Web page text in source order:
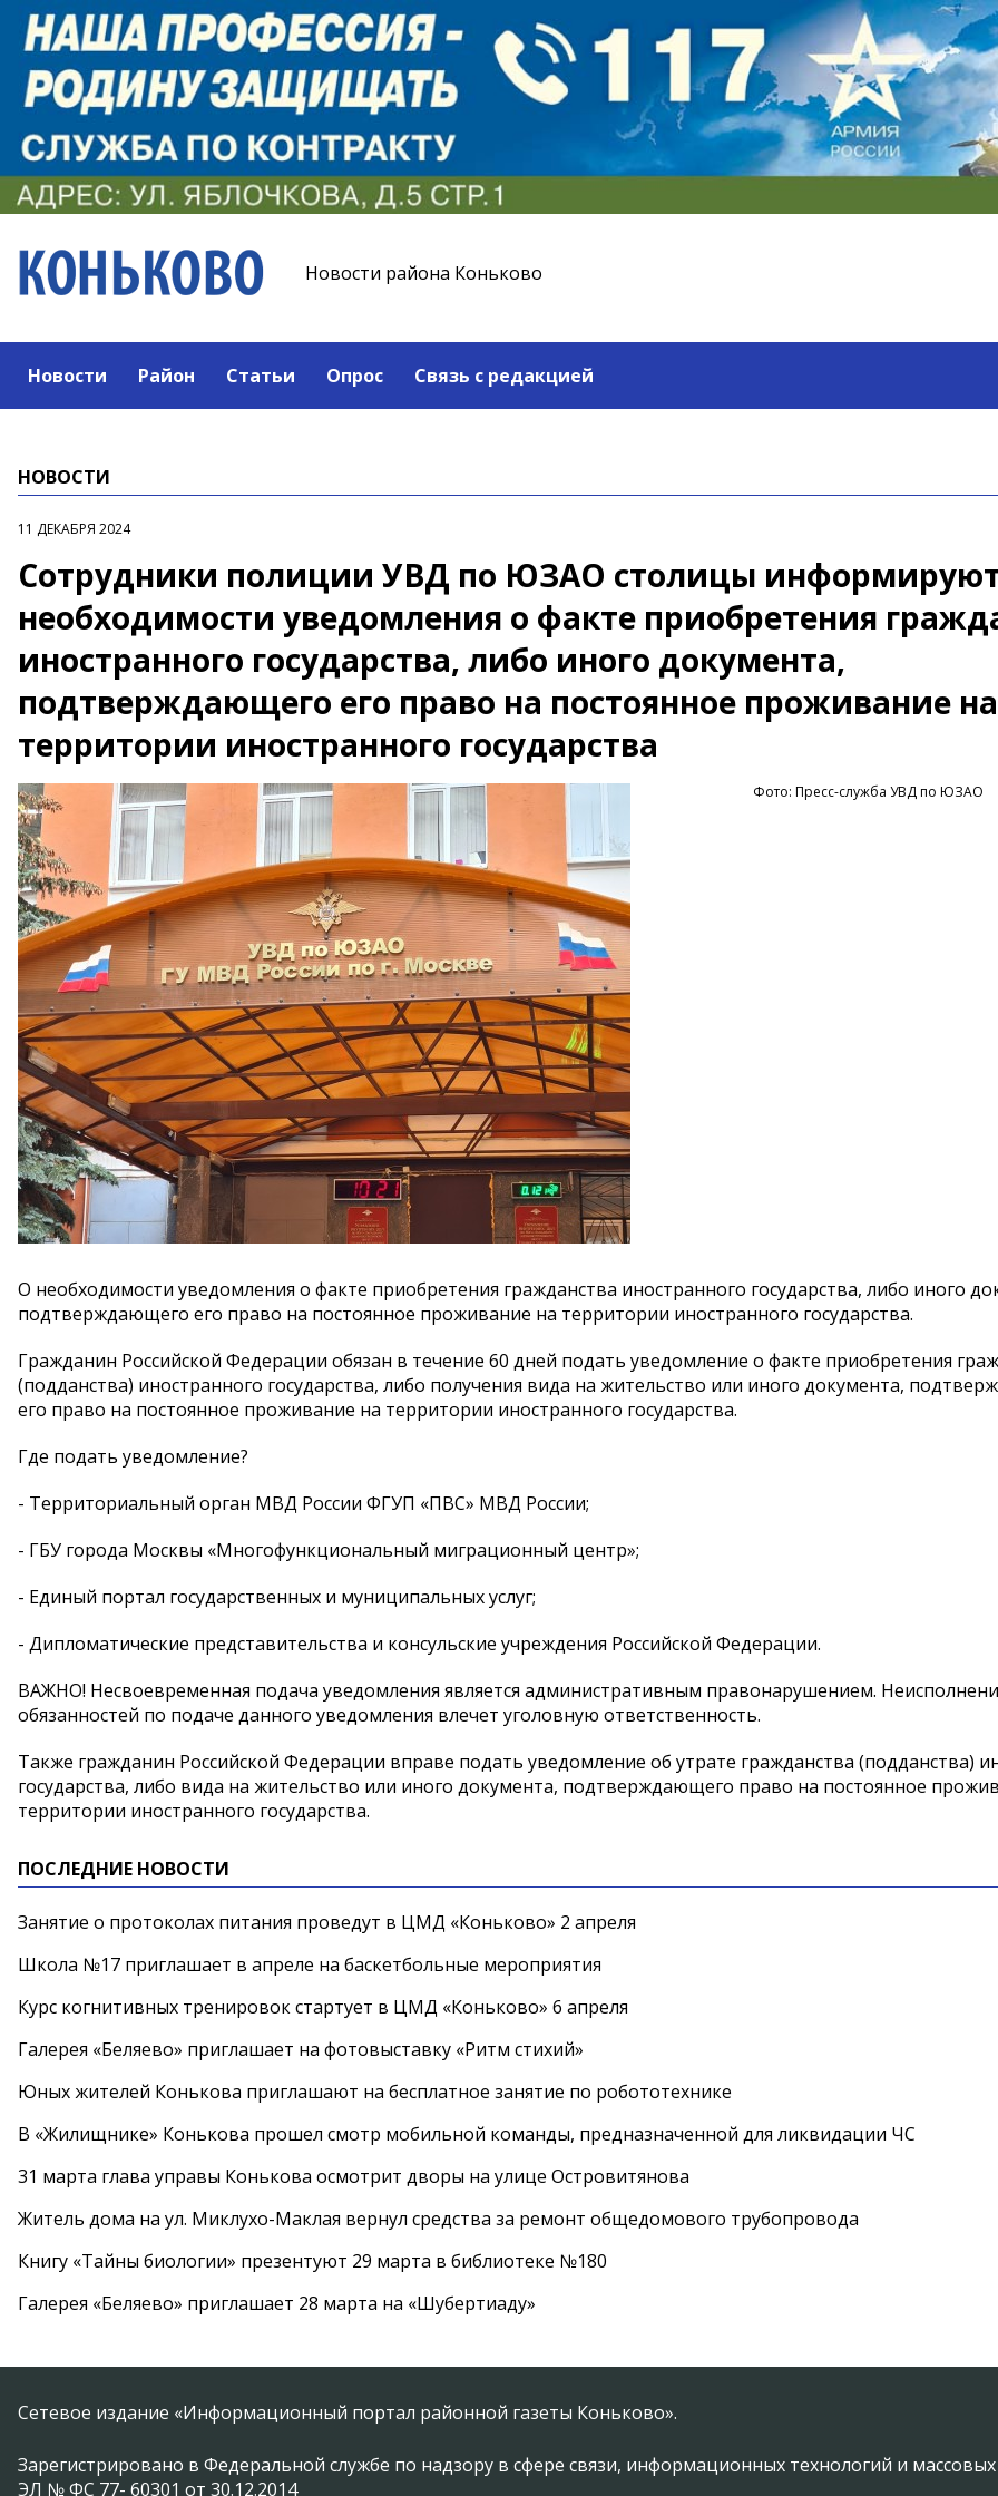
Новости района Коньково
Новости Район Статьи Опрос Связь с редакцией
НОВОСТИ
11 ДЕКАБРЯ 2024
Сотрудники полиции УВД по ЮЗАО столицы
необходимости уведомления о факте приобретения
иностранного государства, либо иного документа,
подтверждающего его право на постоянное проживание на
территории иностранного государства
Фото: Пресс-служба УВД по ЮЗАО
О необходимости уведомления о факте приобретения гражданства иностранного государства, либо иного
подтверждающего его право на постоянное проживание на территории иностранного государства.
Гражданин Российской Федерации обязан в течение 60 дней подать уведомление о факте приобретения
(подданства) иностранного государства, либо получения вида на жительство или иного документа,
его право на постоянное проживание на территории иностранного государства.
Где подать уведомление?
- Территориальный орган МВД России ФГУП «ПВС» МВД России;
- ГБУ города Москвы «Многофункциональный миграционный центр»;
- Единый портал государственных и муниципальных услуг;
- Дипломатические представительства и консульские учреждения Российской Федерации.
ВАЖНО! Несвоевременная подача уведомления является административным правонарушением.
обязанностей по подаче данного уведомления влечет уголовную ответственность.
Также гражданин Российской Федерации вправе подать уведомление об утрате гражданства (подданства)
государства, либо вида на жительство или иного документа, подтверждающего право на постоянное
территории иностранного государства.
ПОСЛЕДНИЕ НОВОСТИ
Занятие о протоколах питания проведут в ЦМД «Коньково» 2 апреля
Школа №17 приглашает в апреле на баскетбольные мероприятия
Курс когнитивных тренировок стартует в ЦМД «Коньково» 6 апреля
Галерея «Беляево» приглашает на фотовыставку «Ритм стихий»
Юных жителей Конькова приглашают на бесплатное занятие по робототехнике
В «Жилищнике» Конькова прошел смотр мобильной команды, предназначенной для ликвидации ЧС
31 марта глава управы Конькова осмотрит дворы на улице Островитянова
Житель дома на ул. Миклухо-Маклая вернул средства за ремонт общедомового трубопровода
Книгу «Тайны биологии» презентуют 29 марта в библиотеке №180
Галерея «Беляево» приглашает 28 марта на «Шубертиаду»
Сетевое издание «Информационный портал районной газеты Коньково».
Зарегистрировано в Федеральной службе по надзору в сфере связи, информационных технологий и
ЭЛ № ФС 77- 60301 от 30.12.2014